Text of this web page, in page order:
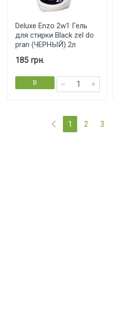
Deluxe Enzo 2w1 Гель
для стирки Black zel do
pran (ЧЕРНЫЙ) 2л
185 грн.
В
корзину
1 2 3